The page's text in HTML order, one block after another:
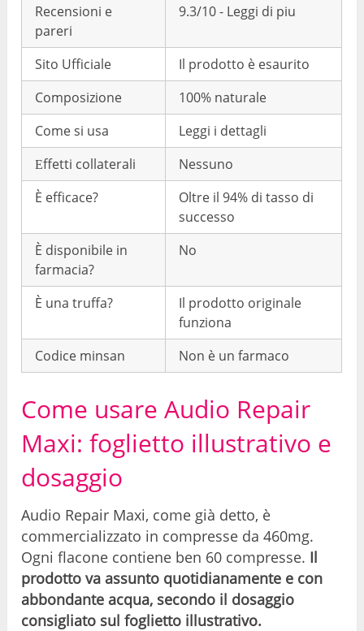
Recensioni e
pareri
9.3/10 - Leggi di piu
Sito Ufficiale
Il prodotto è esaurito
Composizione
100% naturale
Come si usa
Leggi i dettagli
Еffetti collaterali
Nessuno
È efficace?
Oltre il 94% di tasso di
successo
È disponibile in
farmacia?
No
È una truffa?
Il prodotto originale
funziona
Codice minsan
Non è un farmaco
Come usare Audio Repair
Maxi: foglietto illustrativo e
dosaggio
Audio Repair Maxi, come già detto, è
commercializzato in compresse da 460mg.
Ogni flacone contiene ben 60 compresse. Il
prodotto va assunto quotidianamente e con
abbondante acqua, secondo il dosaggio
consigliato sul foglietto illustrativo.